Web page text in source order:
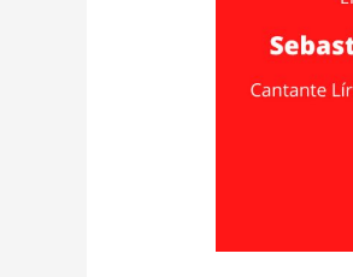
nuestra
para